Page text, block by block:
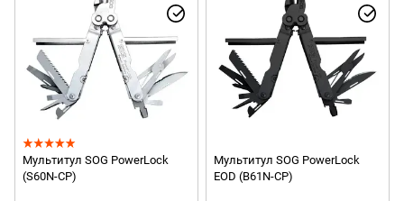
Мультитул SOG PowerLock
(S60N-CP)
Мультитул SOG PowerLock
EOD (B61N-CP)